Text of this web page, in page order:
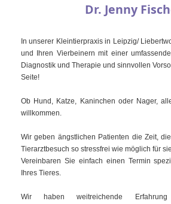
Dr. Jenny
In unserer Kleintierpraxis in Leipzig/
und Ihren Vierbeinern mit einer
Diagnostik und Therapie und sinnvollen
Seite!
Ob Hund, Katze, Kaninchen oder Nager,
willkommen.
Wir geben ängstlichen Patienten die Zeit,
Tierarztbesuch so stressfrei wie möglich für
Vereinbaren Sie einfach einen Termin
Ihres Tieres.
Wir haben weitreichende